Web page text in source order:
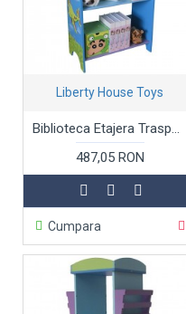
Liberty House Toys
Biblioteca Etajera Trasportation din lemn MDF Liberty House Toys OnlyToys
487,05 RON
Cumpara